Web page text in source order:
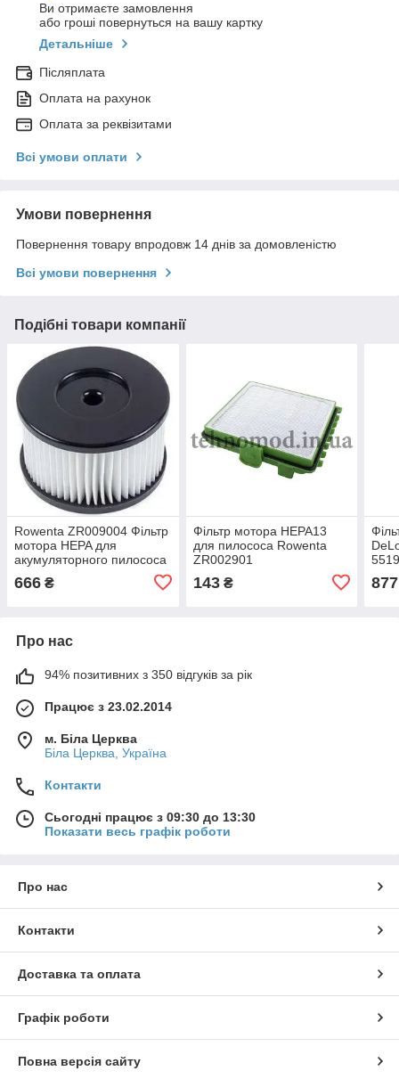
Ви отримаєте замовлення
або гроші повернуться на вашу картку
Детальніше
Післяплата
Оплата на рахунок
Оплата за реквізитами
Всі умови оплати
Умови повернення
Повернення товару впродовж 14 днів за домовленістю
Всі умови повернення
Подібні товари компанії
Rowenta ZR009004 Фільтр
мотора HEPA для
акумуляторного пилососа
666 ₴
Фільтр мотора HEPA13
для пилососа Rowenta
ZR002901
143₴ 877
Про нас
94% позитивних з 350 відгуків за рік
Працює з 23.02.2014
м. Біла Церква
Біла Церква, Україна
Контакти
Сьогодні працює з 09:30 до 13:30
Показати весь графік роботи
Про нас
Контакти
Доставка та оплата
Графік роботи
Повна версія сайту